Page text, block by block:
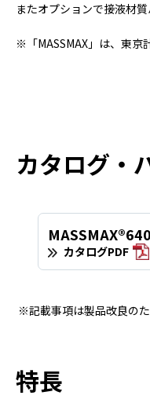
またオプションで接液材
※「MASSMAX」は、東京
カタログ・
カタログPDF
※記載事項は製品改良の
特長